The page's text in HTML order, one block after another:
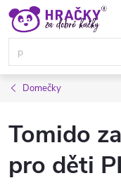
Přejít
obsah
Domečky
Tomido
pro děti